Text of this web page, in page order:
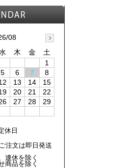
08
木 金
土
1
5 6 7
8
13 14
15
20 21
22
27 28
29
休日
注文は即日発送
連休を除く
商品を除く